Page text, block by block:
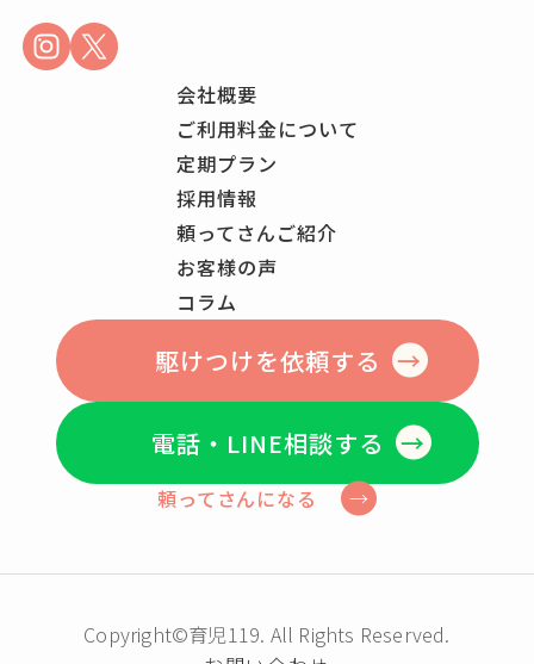
会社概要
ご利用料金について
定期プラン
採用情報
頼ってさんご紹介
お客様の声
コラム
駆けつけを依頼する
電話・LINE相談する
頼ってさんになる
Copyright©育児119. All Rights Reserved.